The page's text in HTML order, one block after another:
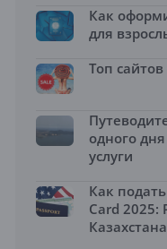
Как
для
Топ
одного
услуги
Как
Card
Казахстана